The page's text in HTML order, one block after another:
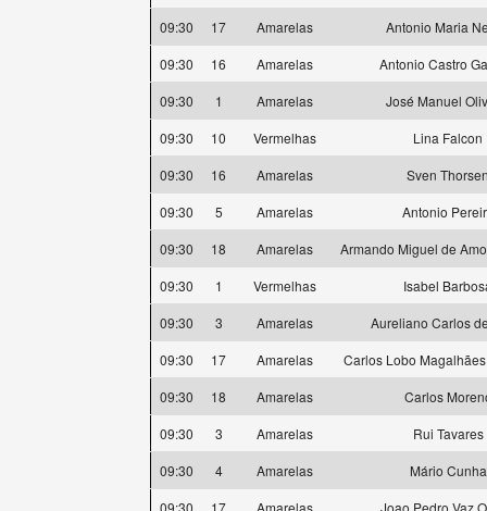
09:30
17 Amarelas
Antonio Maria
09:30
16 Amarelas
Antonio Castro
09:30
1 Amarelas
José Manuel
09:30
10 Vermelhas
Lina Falcon
09:30
16 Amarelas
Sven
09:30
5 Amarelas
Antonio
09:30
18 Amarelas
Armando Miguel de
09:30
1 Vermelhas
Isabel
09:30
3 Amarelas
Aureliano Carlos
09:30
17 Amarelas
Carlos Lobo
09:30
18 Amarelas
Carlos
09:30
3 Amarelas
Rui Tavares
09:30
4 Amarelas
Mário Cunha
09:30
17 Amarelas
Joao Pedro Vaz